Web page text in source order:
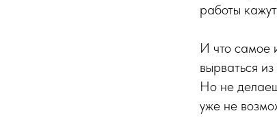
работы
И что самое
вырваться из
Но не
уже не